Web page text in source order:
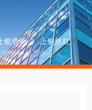
上银滑块
上银丝杠
银滚柱加工中心